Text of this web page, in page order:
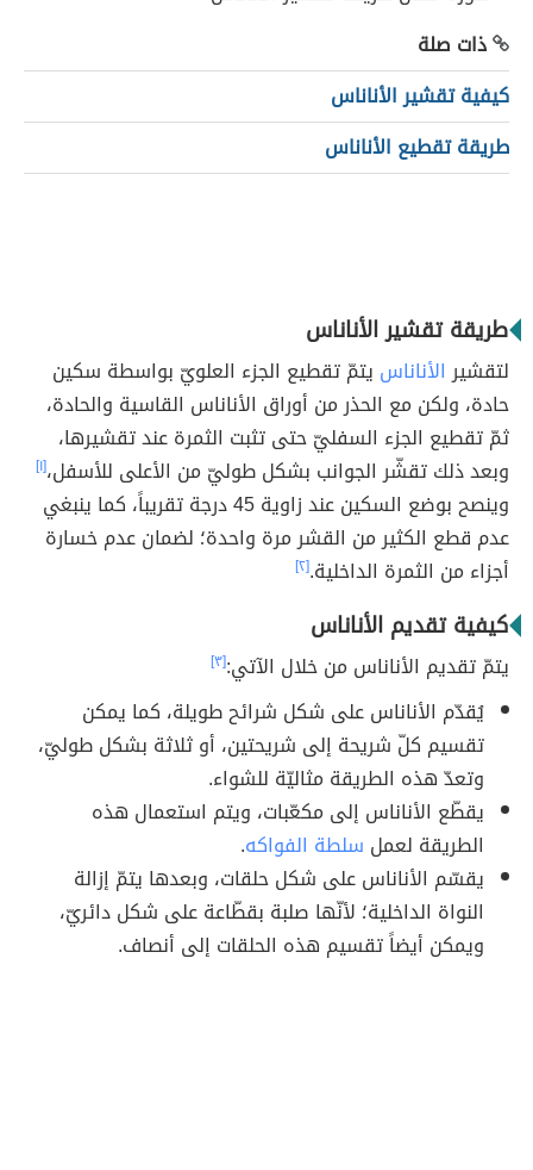
ذات صلة
كيفية تقشير الأناناس
طريقة تقطيع الأناناس
طريقة تقشير الأناناس
لتقشيرالأناناس يتمّ تقطيع الجزء العلويّ بواسطة سكين
حادة، ولكن مع الحذر من أوراق الأناناس القاسية والحادة،
ثمّ تقطيع الجزء السفليّ حتى تثبت الثمرة عند تقشيرها،
وبعد ذلك تقشّر الجوانب بشكل طوليّ من الأعلى للأسفل،[١]
وينصح بوضع السكين عند زاوية 45 درجة تقريباً، كما ينبغي
عدم قطع الكثير من القشر مرة واحدة؛ لضمان عدم خسارة
أجزاء من الثمرة الداخلية.[٢]
كيفية تقديم الأناناس
يتمّ تقديم الأناناس من خلال الآتي:[٣]
يُقدّم الأناناس على شكل شرائح طويلة، كما يمكن
تقسيم كلّ شريحة إلى شريحتين، أو ثلاثة بشكل طوليّ،
وتعدّ هذه الطريقة مثاليّة للشواء.
يقطّع الأناناس إلى مكعّبات، ويتم استعمال هذه
الطريقة لعمل سلطة الفواكه.
يقسّم الأناناس على شكل حلقات، وبعدها يتمّ إزالة
النواة الداخلية؛ لأنّها صلبة بقطّاعة على شكل دائريّ،
ويمكن أيضاً تقسيم هذه الحلقات إلى أنصاف.